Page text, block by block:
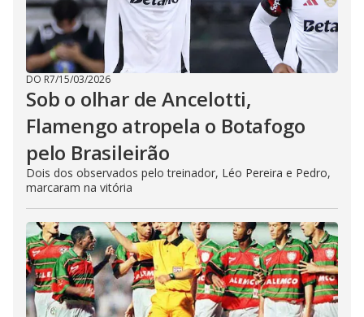
DO R7/15/03/2026
Sob o olhar de Ancelotti,
Flamengo atropela o Botafogo
pelo Brasileirão
Dois dos observados pelo treinador, Léo Pereira e Pedro,
marcaram na vitória